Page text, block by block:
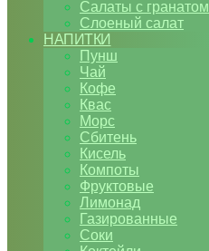
Салаты с гранатом
Слоеный салат
НАПИТКИ
Пунш
Чай
Кофе
Квас
Морс
Сбитень
Кисель
Компоты
Фруктовые
Лимонад
Газированные
Соки